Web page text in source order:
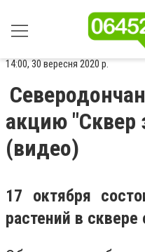
14:00, 30 вересня 2020 р.
акцию "Сквер
(видео)
17 октября
растений в